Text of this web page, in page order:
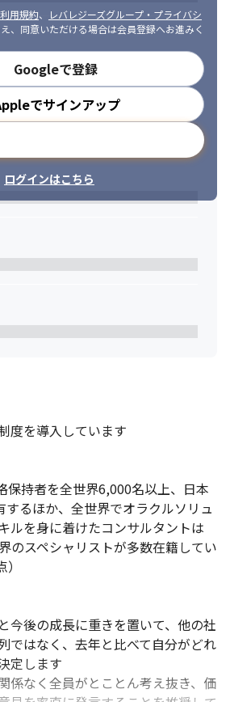
用規約、
レバレジーズグループ・プライバシ
、同意いただける場合は会員登録へお進みく
Googleで登録
でサインアップ
ログインはこちら
度を導入しています
保持者を全世界6,000名以上、日本
するほか、全世界でオラクルソリュ
ルを身に着けたコンサルタントは
のスペシャリストが多数在籍してい
今後の成長に重きを置いて、他の社
ではなく、去年と比べて自分がどれ
定します
係なく全員がとことん考え抜き、価